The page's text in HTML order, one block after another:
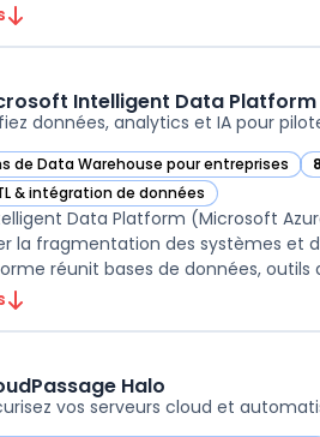
Intelligent Data
données, analytics et IA pour
de Data Warehouse pour entreprises
Intelligent Data Platform (Microsoft
& intégration de données
Intelligent Data Platform (Microsoft
Data Platform (Microsoft
la fragmentation des systèmes et
Halo
vos serveurs cloud et